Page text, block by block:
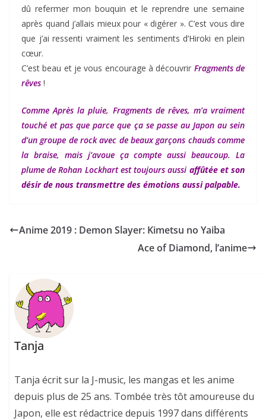
dû refermer mon bouquin et le reprendre une semaine
après quand j’allais mieux pour « digérer ». C’est vous dire
que j’ai ressenti vraiment les sentiments d’Hiroki en plein
cœur.
C’est beau et je vous encourage à découvrir Fragments de
rêves !
Comme Après la pluie, Fragments de rêves, m’a vraiment
touché et pas que parce que ça se passe au Japon au sein
d’un groupe de rock avec de beaux garçons chauds comme
la braise, mais j’avoue ça compte aussi beaucoup. La
plume de Rohan Lockhart est toujours aussi affûtée et son
désir de nous transmettre des émotions aussi palpable.
Anime 2019 : Demon Slayer: Kimetsu no Yaiba
Ace of Diamond, l’anime
Tanja
Tanja écrit sur la J-music, les mangas et les anime
depuis plus de 25 ans. Tombée très tôt amoureuse du
Japon, elle est rédactrice depuis 1997 dans différents